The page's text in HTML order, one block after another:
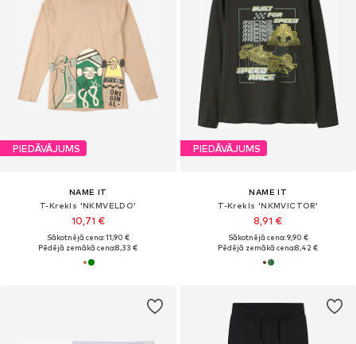
PIEDĀVĀJUMS
NAME IT
T-Krekls 'NKMVELDO'
10,71 €
Sākotnējā cena: 11,90 €
Pēdējā zemākā cena:8,33 €
PIEDĀVĀJUMS
NAME IT
T-Krekls 'NKMVICTOR'
8,91 €
Sākotnējā cena: 9,90 €
Pēdējā zemākā cena:8,42 €